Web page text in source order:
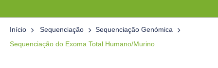
Início Sequenciação
Sequenciação Genómica
Sequenciação do Exoma Total Humano/Murino